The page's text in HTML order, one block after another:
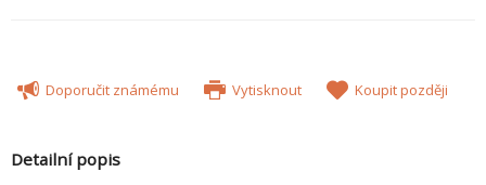
Doporučit známému Vytisknout Koupit později
Detailní popis